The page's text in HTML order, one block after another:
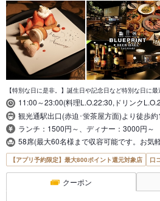
【特別な日に是非。】誕生日や記念日など特別な日に最
11:00～23:00(料理L.O.22:30,ドリンク
観光通駅出口(赤迫･蛍茶屋方面)より徒歩
ランチ：1500円～、ディナー：3000円～
58席(最大60名様まで収容可能です。お気
【アプリ予約限定】最大800ポイント還元対象店 口
クーポン